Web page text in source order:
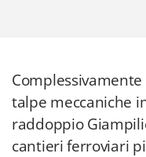
talpe meccaniche
raddoppio
cantieri ferroviari